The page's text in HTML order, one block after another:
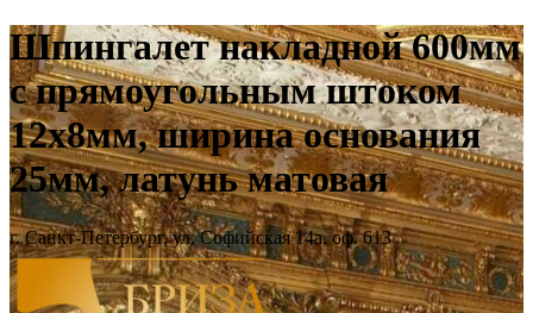
Шпингалет накладной 600мм
с прямоугольным штоком
12х8мм, ширина основания
25мм, латунь матовая
г. Санкт-Петербург, ул. Софийская 14а, оф. 613